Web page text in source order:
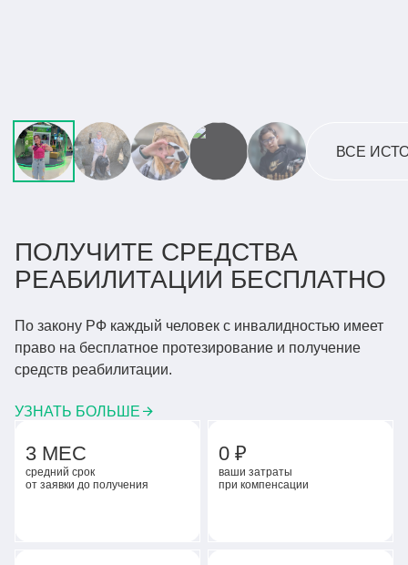
ВСЕ
ПОЛУЧИТЕ СРЕДСТВА
РЕАБИЛИТАЦИИ БЕСПЛАТНО
По закону РФ каждый человек с инвалидностью имеет
право на бесплатное протезирование и получение
средств реабилитации.
УЗНАТЬ БОЛЬШЕ
3 МЕС
средний срок
от заявки до получения
0 ₽
ваши затраты
при компенсации